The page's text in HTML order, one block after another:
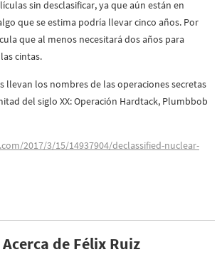
sin desclasificar, ya que aún están en
que se estima podría llevar cinco años. Por
que al menos necesitará dos años para
cintas.
llevan los nombres de las operaciones secretas
del siglo XX: Operación Hardtack, Plumbbob
2017/3/15/14937904/declassified-nuclear-
Acerca de Félix Ruiz